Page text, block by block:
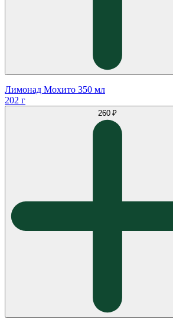
Лимонад Мохито 350 мл
202 г
260 ₽